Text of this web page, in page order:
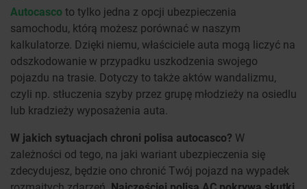
Autocascoto tylko jedna z opcji ubezpieczenia
samochodu, którą możesz porównać w naszym
kalkulatorze. Dzięki niemu, właściciele auta mogą liczyć na
odszkodowanie w przypadku uszkodzenia swojego
pojazdu na trasie. Dotyczy to także aktów wandalizmu,
czyli np. stłuczenia szyby przez grupę młodzieży na osiedlu
lub kradzieży wyposażenia auta.
W jakich sytuacjach chroni polisa autocasco? W
zależności od tego, na jaki wariant ubezpieczenia się
zdecydujesz, będzie ono chronić Twój pojazd na wypadek